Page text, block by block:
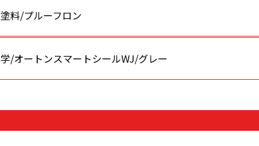
料/プルーフロン
/オートンスマートシールWJ/グレー